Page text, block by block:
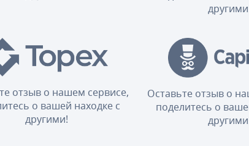
отзыв о нашем сервисе,
о вашей находке с
другими!
Оставьте отзыв о
поделитесь о